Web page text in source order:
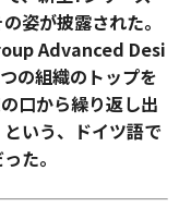
姿が披露された。
Advanced Desi
の組織のトップを
口から繰り返し出
いう、ドイツ語で
た。